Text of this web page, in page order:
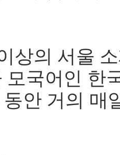
상의 서울
국어인 한
안 거의 매